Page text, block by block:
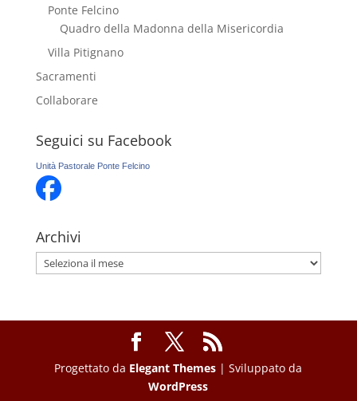
Ponte Felcino
Quadro della Madonna della Misericordia
Villa Pitignano
Sacramenti
Collaborare
Seguici su Facebook
Unità Pastorale Ponte Felcino
Archivi
Archivi
Progettato da Elegant Themes | Sviluppato da
WordPress